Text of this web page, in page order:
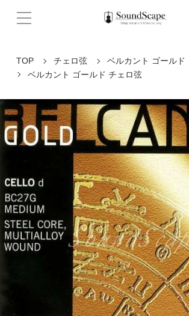
TOP チェロ弦
ベルカント ゴールド
ベルカント ゴールド チェロ弦